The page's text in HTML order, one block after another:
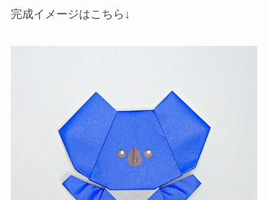
完成イメージはこちら↓